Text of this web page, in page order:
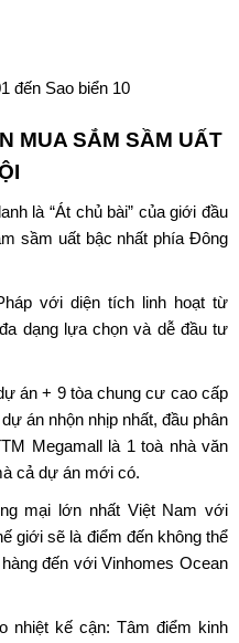
đến Sao biển 10
MUA SẮM SẦM UẤT
là “Át chủ bài” của giới đầu
sầm uất bậc nhất phía Đông
với diện tích linh hoạt từ
dạng lựa chọn và dễ đầu tư
án + 9 tòa chung cư cao cấp
án nhộn nhịp nhất, đầu phân
Megamall là 1 toà nhà văn
cả dự án mới có.
mại lớn nhất Việt Nam với
giới sẽ là điểm đến không thể
đến với Vinhomes Ocean
nhiệt kế cận: Tâm điểm kinh